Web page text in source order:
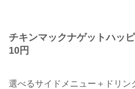
チキンマックナゲットハッ
10円
選べるサイドメニュー＋ドリン